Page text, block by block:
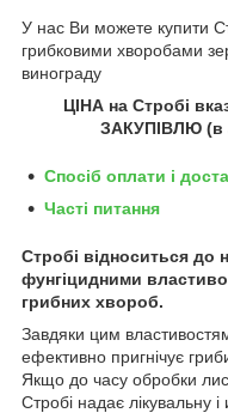
У нас Ви можете купити
грибковими хворобами
винограду
ЦІНА на Стробі
ЗАКУПІВЛЮ (в
Спосіб оплати і
Часті питання
Стробі відноситься до
фунгіцидними
грибних хвороб.
Завдяки цим
ефективно пригнічує
Якщо до часу обробки
Стробі надає лікувальну